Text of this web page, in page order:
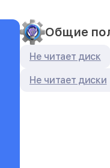
Общие
Не читает диск
Не читает диски